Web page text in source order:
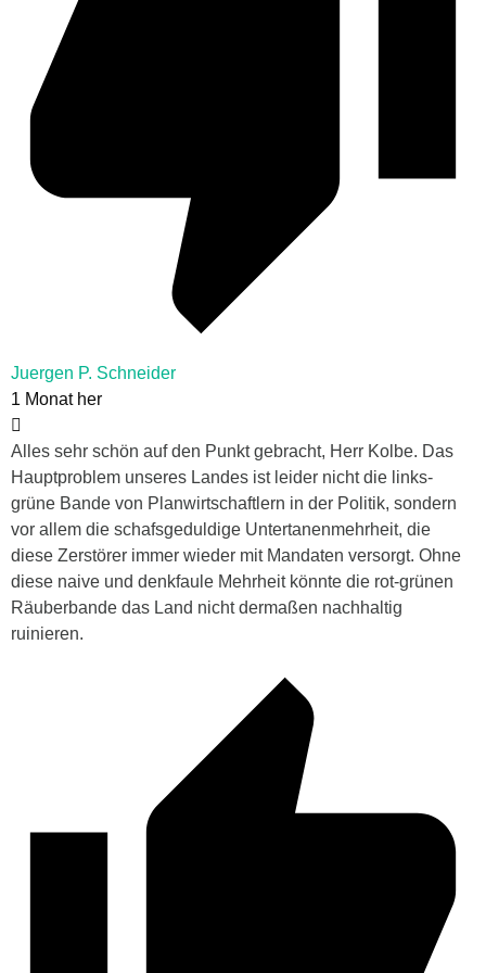
Juergen P. Schneider
1 Monat her
Alles sehr schön auf den Punkt gebracht, Herr Kolbe. Das
Hauptproblem unseres Landes ist leider nicht die links-
grüne Bande von Planwirtschaftlern in der Politik, sondern
vor allem die schafsgeduldige Untertanenmehrheit, die
diese Zerstörer immer wieder mit Mandaten versorgt. Ohne
diese naive und denkfaule Mehrheit könnte die rot-grünen
Räuberbande das Land nicht dermaßen nachhaltig
ruinieren.